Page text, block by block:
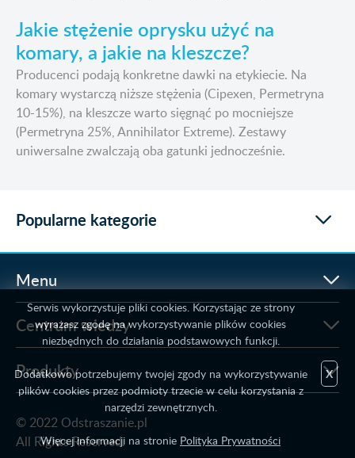
Jakie stężenie oprysku użyć na
komary, a jakie na kleszcze?
Producenci podają konkretne dawki na etykiecie. Na
komary wystarczą niższe stężenia (Cipexen, Permetryna
10-15%), na kleszcze warto sięgnąć po mocniejsze
(Permetryna 25%, Annihilator Extreme). Zestawy
uniwersalne zwalczają oba gatunki jednocześnie.
Popularne kategorie
Menu
Centrum wiedzy
Produkty
© 2022 Odstraszanie.pl
All Rights Reserved.
Serwis wykorzystuje pliki cookies. Korzystając ze strony
wyrażasz zgodę na wykorzystywanie plików cookies
niezbędnych do działania podstawowych funkcji.
Dodatkowo potrzebujemy twojej zgody na wykorzystywanie
plików cookies przez podmioty trzecie w celu korzystania z
narzędzi zewnętrznych.
Więcej informacji na stronie Polityka Prywatności
X